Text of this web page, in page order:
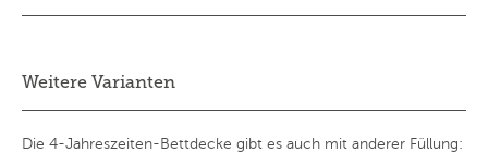
Weitere Varianten
Die 4-Jahreszeiten-Bettdecke gibt es auch mit anderer Füllung: